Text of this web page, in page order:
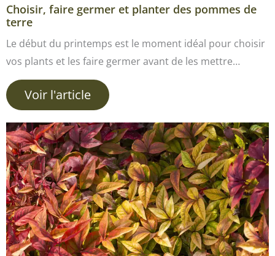
Choisir, faire germer et planter des pommes de
terre
Le début du printemps est le moment idéal pour choisir
vos plants et les faire germer avant de les mettre…
Voir l'article